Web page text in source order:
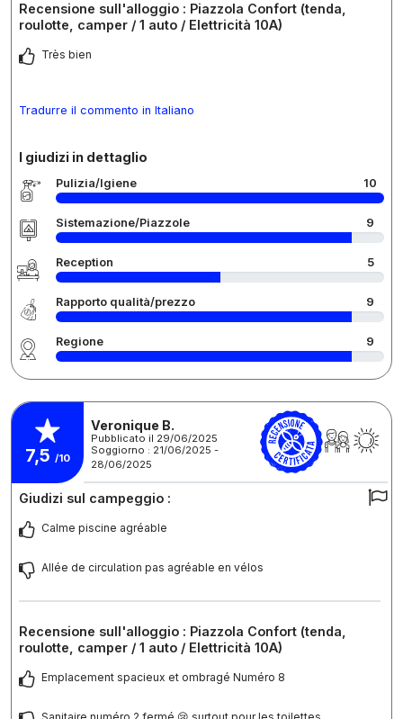
Recensione sull'alloggio : Piazzola Confort (tenda,
roulotte, camper / 1 auto / Elettricità 10A)
Très bien
Tradurre il commento in Italiano
I giudizi in dettaglio
Pulizia/Igiene 10
Sistemazione/Piazzole 9
Reception 5
Rapporto qualità/prezzo 9
Regione 9
7,5 /10
Veronique B.
Pubblicato il 29/06/2025
Soggiorno : 21/06/2025 -
28/06/2025
Giudizi sul campeggio :
Calme piscine agréable
Allée de circulation pas agréable en vélos
Recensione sull'alloggio : Piazzola Confort (tenda,
roulotte, camper / 1 auto / Elettricità 10A)
Emplacement spacieux et ombragé Numéro 8